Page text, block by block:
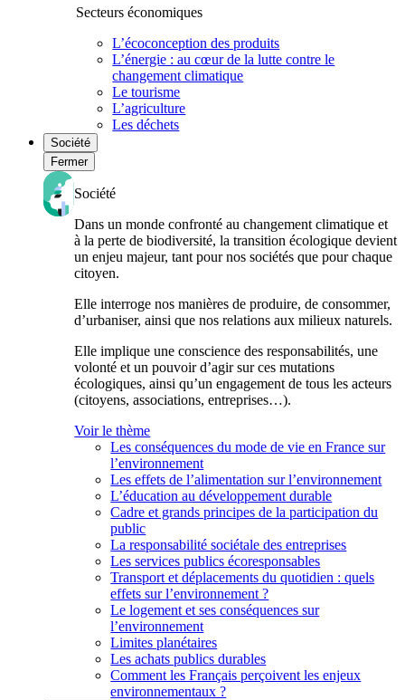
Secteurs économiques
L’écoconception des produits
L’énergie : au cœur de la lutte contre le
changement climatique
Le tourisme
L’agriculture
Les déchets
Société
Fermer
Société
Dans un monde confronté au changement climatique et
à la perte de biodiversité, la transition écologique devient
un enjeu majeur, tant pour nos sociétés que pour chaque
citoyen.
Elle interroge nos manières de produire, de consommer,
d’urbaniser, ainsi que nos relations aux milieux naturels.
Elle implique une conscience des responsabilités, une
volonté et un pouvoir d’agir sur ces mutations
écologiques, ainsi qu’un engagement de tous les acteurs
(citoyens, associations, entreprises…).
Voir le thème
Les conséquences du mode de vie en France sur
l’environnement
Les effets de l’alimentation sur l’environnement
L’éducation au développement durable
Cadre et grands principes de la participation du
public
La responsabilité sociétale des entreprises
Les services publics écoresponsables
Transport et déplacements du quotidien : quels
effets sur l’environnement ?
Le logement et ses conséquences sur
l’environnement
Limites planétaires
Les achats publics durables
Comment les Français perçoivent les enjeux
environnementaux ?